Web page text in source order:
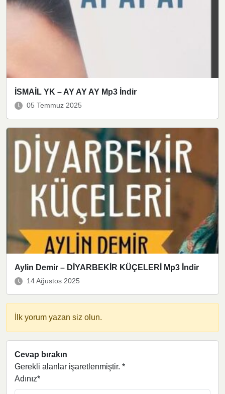
İSMAİL YK – AY AY AY Mp3 İndir
05 Temmuz 2025
Aylin Demir – DİYARBEKİR KÜÇELERİ Mp3 İndir
14 Ağustos 2025
İlk yorum yazan siz olun.
Cevap bırakın
Gerekli alanlar işaretlenmiştir. *
Adınız*